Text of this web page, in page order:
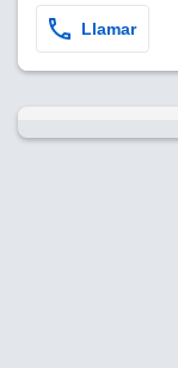
Llamar